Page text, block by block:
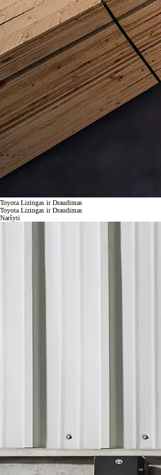
Toyota Lizingas ir Draudimas
Toyota Lizingas ir Draudimas
Naršyti